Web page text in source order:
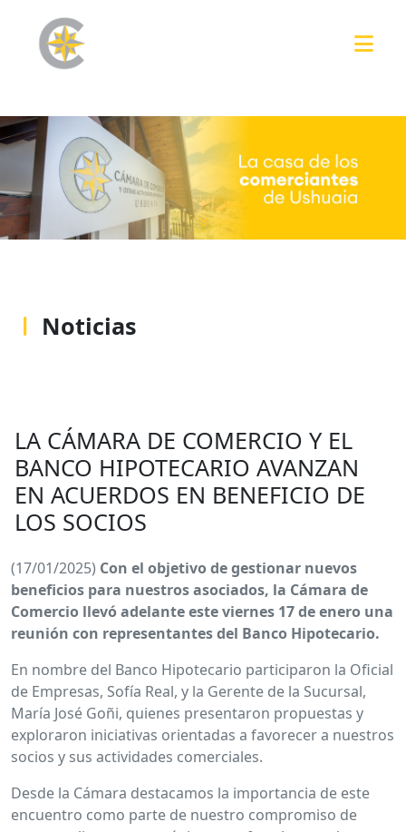
Noticias
LA CÁMARA DE COMERCIO Y EL
BANCO HIPOTECARIO AVANZAN
EN ACUERDOS EN BENEFICIO DE
LOS SOCIOS
(17/01/2025) Con el objetivo de gestionar nuevos
beneficios para nuestros asociados, la Cámara de
Comercio llevó adelante este viernes 17 de enero una
reunión con representantes del Banco Hipotecario.
En nombre del Banco Hipotecario participaron la Oficial
de Empresas, Sofía Real, y la Gerente de la Sucursal,
María José Goñi, quienes presentaron propuestas y
exploraron iniciativas orientadas a favorecer a nuestros
socios y sus actividades comerciales.
Desde la Cámara destacamos la importancia de este
encuentro como parte de nuestro compromiso de